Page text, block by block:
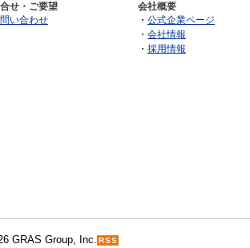
せ・ご要望
い合わせ
会社概要
・ 公式企業ページ
・ 会社情報
・ 採用情報
GRAS Group, Inc. RSS